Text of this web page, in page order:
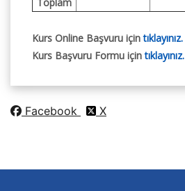
Kurs Online Başvuru içintıklayınız.
Kurs Başvuru Formu içintıklayınız.
Facebook X